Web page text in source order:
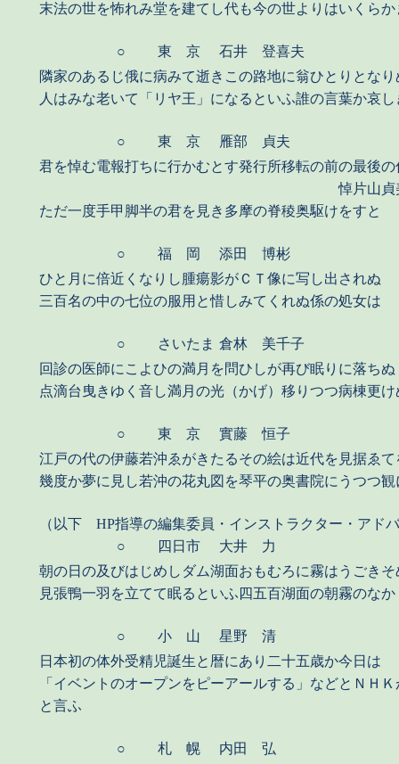
末法の世を怖れみ堂を建てし代も今の世よりはいくらか
○ 東 京
石井 登喜夫
隣家のあるじ俄に病みて逝きこの路地に翁ひとりとなり
人はみな老いて「リヤ王」になるといふ誰の言葉か哀
○ 東 京
雁部 貞夫
君を悼む電報打ちに行かむとす発行所移転の前の最後の
悼片山貞美
ただ一度手甲脚半の君を見き多摩の脊稜奥駆けをすと
○ 福 岡
添田 博彬
ひと月に倍近くなりし腫瘍影がＣＴ像に写し出されぬ
三百名の中の七位の服用と惜しみてくれぬ係の処女は
○ さいたま 倉林 美千子
回診の医師にこよひの満月を問ひしが再び眠りに落ちぬ
点滴台曳きゆく音し満月の光（かげ）移りつつ病棟更け
○ 東 京
實藤 恒子
江戸の代の伊藤若沖ゑがきたるその絵は近代を見据ゑて
幾度か夢に見し若沖の花丸図を琴平の奥書院にうつつ観
（以下 HP指導の編集委員・インストラクター・アド
○
四日市
大井 力
朝の日の及びはじめしダム湖面おもむろに霧はうごきそ
見張鴨一羽を立てて眠るといふ四五百湖面の朝霧のなか
○ 小 山
星野 清
日本初の体外受精児誕生と暦にあり二十五歳か今日は
「イベントのオープンをピーアールする」などとＮＨ
と言ふ
○ 札 幌
内田 弘